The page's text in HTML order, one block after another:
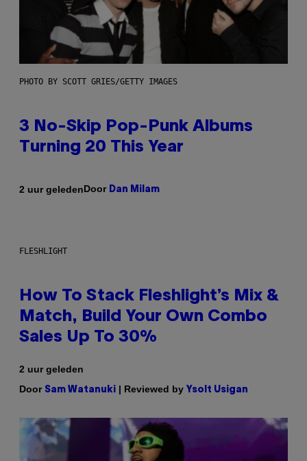
PHOTO BY SCOTT GRIES/GETTY IMAGES
3 No-Skip Pop-Punk Albums
Turning 20 This Year
2 uur geledenDoor Dan Milam
FLESHLIGHT
How To Stack Fleshlight’s Mix &
Match, Build Your Own Combo
Sales Up To 30%
2 uur geleden
Door Sam Watanuki | Reviewed by Ysolt Usigan